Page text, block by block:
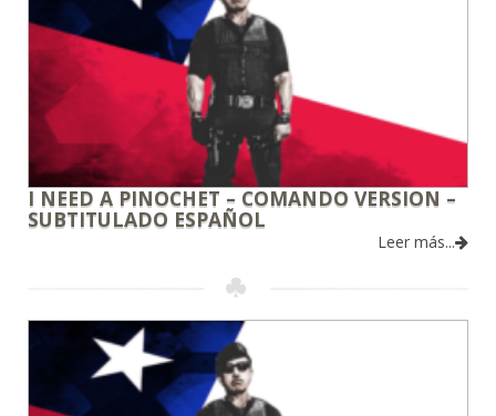
I NEED A PINOCHET – COMANDO VERSION –
SUBTITULADO ESPAÑOL
Leer más...